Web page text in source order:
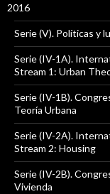
2016
Serie (V). Políticas y
Serie (IV-1A).
Stream 1: Urban
Serie (IV-1B).
Teoría Urbana
Serie (IV-2A).
Stream 2: Housing
Serie (IV-2B).
Vivienda